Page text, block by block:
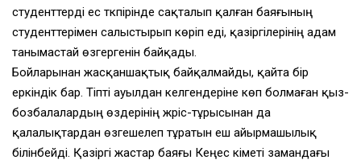
студенттерді ес түкпірінде сақталып қалған баяғының
студенттерімен салыстырып көріп еді, қазіргілерінің адам
танымастай өзгергенін байқады.
Бойларынан жасқаншақтық байқалмайды, қайта бір
еркіндік бар. Тіпті ауылдан келгендеріне көп болмаған қыз-
бозбалалардың өздерінің жүріс-тұрысынан да
қалалықтардан өзгешелеп тұратын еш айырмашылық
білінбейді. Қазіргі жастар баяғы Кеңес үкіметі замандағы